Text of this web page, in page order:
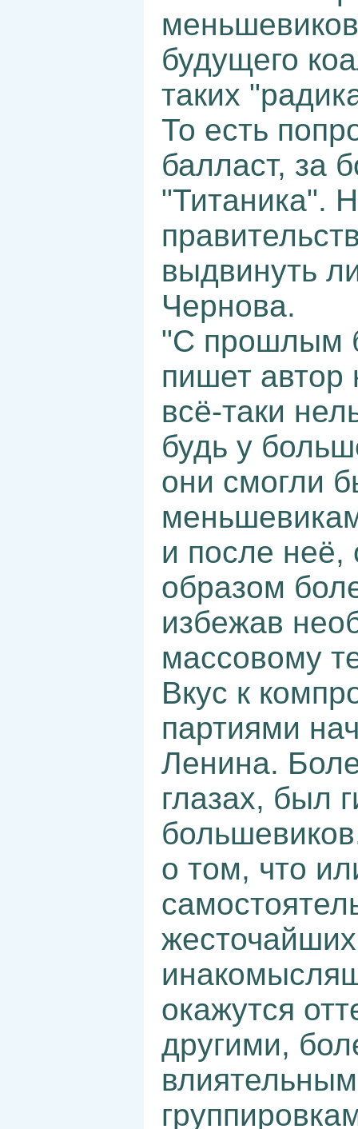
будущего
таких
То есть
балласт, за
"Титаника".
выдвинуть
Чернова.
"С прошлым
пишет
всё-таки
будь у
они смогли
и после неё,
образом
избежав
массовому
Вкус к
партиями
Ленина.
глазах, был
о том, что
окажутся
другими,